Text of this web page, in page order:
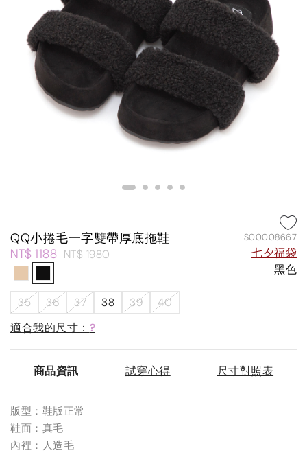
QQ小捲毛一字雙帶厚底拖鞋 S00008667
NT$ 1188 NT$ 1980
七夕福袋
黑色
35 36 37 38 39
40
適合我的尺寸： ?
商品資訊 試穿心得 尺寸對照表
版型：鞋版正常
鞋面：真毛
內裡：人造毛